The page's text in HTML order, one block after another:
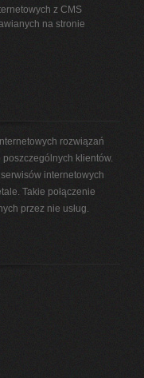
z CMS
na stronie
rozwiązań
klientów.
internetowych
Takie połączenie
przez nie usług.